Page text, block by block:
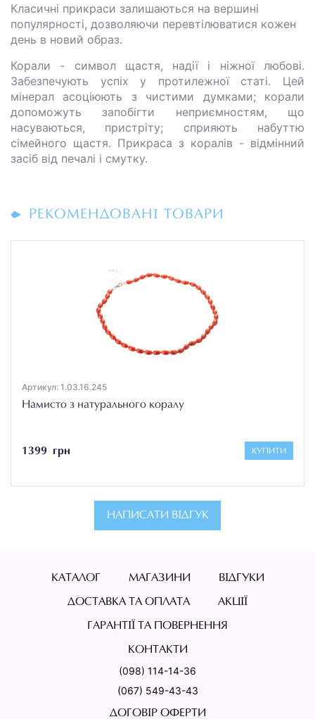
Класичні прикраси залишаються на вершині
популярності, дозволяючи перевтілюватися кожен
день в новий образ.
Корали - символ щастя, надії і ніжної любові.
Забезпечують успіх у протилежної статі. Цей
мінерал асоціюють з чистими думками; корали
допоможуть запобігти неприємностям, що
насуваються, пристріту; сприяють набуттю
сімейного щастя. Прикраса з коралів - відмінний
засіб від печалі і смутку.
РЕКОМЕНДОВАНІ ТОВАРИ
Артикул: 1.03.16.245
Намисто з натурального коралу
1399 грн КУПИТИ
НАПИСАТИ ВІДГУК
КАТАЛОГ МАГАЗИНИ ВІДГУКИ
ДОСТАВКА ТА ОПЛАТА АКЦІЇ
ГАРАНТІЇ ТА ПОВЕРНЕННЯ
КОНТАКТИ
(098) 114-14-36
(067) 549-43-43
ДОГОВІР ОФЕРТИ